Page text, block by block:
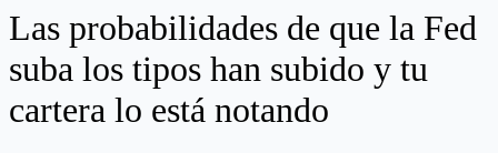
Las probabilidades de que la Fed
suba los tipos han subido y tu
cartera lo está notando